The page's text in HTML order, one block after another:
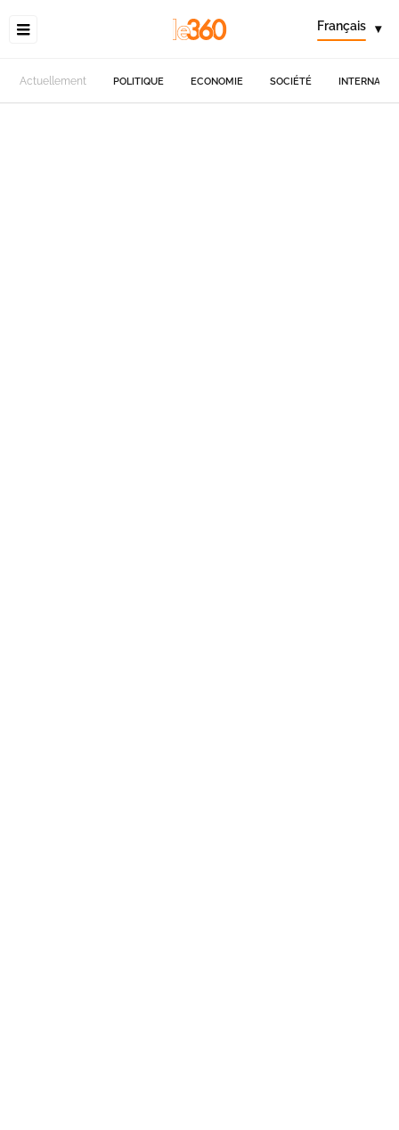
Français ▾
Actuellement POLITIQUE ECONOMIE SOCIÉTÉ